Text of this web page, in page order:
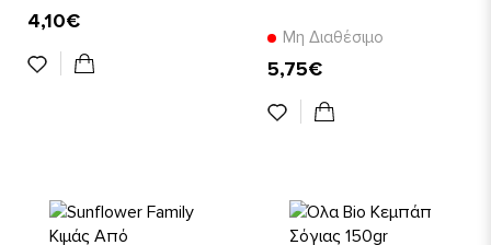
4,10€
Μη Διαθέσιμο
5,75€